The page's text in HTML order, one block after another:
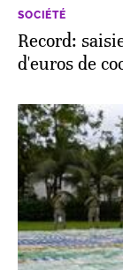
SOCIÉTÉ
Record:
d'euros de